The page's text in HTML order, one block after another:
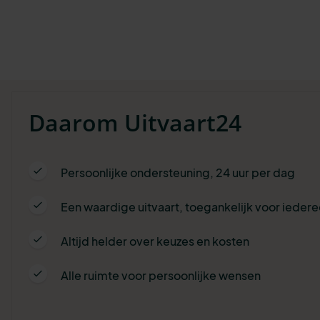
Daarom Uitvaart24
Persoonlijke ondersteuning, 24 uur per dag
Een waardige uitvaart, toegankelijk voor
Altijd helder over keuzes en kosten
Alle ruimte voor persoonlijke wensen